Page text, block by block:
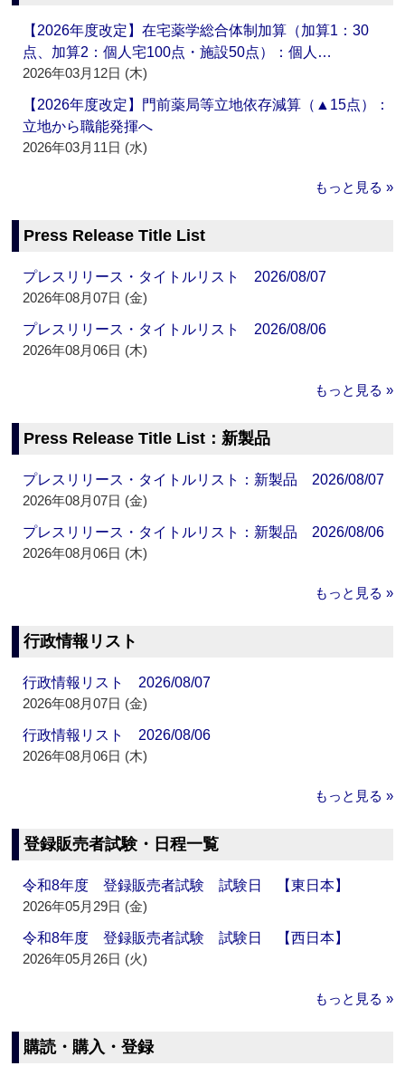
【2026年度改定】在宅薬学総合体制加算（加算1：30
点、加算2：個人宅100点・施設50点）：個人…
2026年03月12日 (木)
【2026年度改定】門前薬局等立地依存減算（▲15点）：
立地から職能発揮へ
2026年03月11日 (水)
もっと見る »
Press Release Title List
プレスリリース・タイトルリスト 2026/08/07
2026年08月07日 (金)
プレスリリース・タイトルリスト 2026/08/06
2026年08月06日 (木)
もっと見る »
Press Release Title List：新製品
プレスリリース・タイトルリスト：新製品 2026/08/07
2026年08月07日 (金)
プレスリリース・タイトルリスト：新製品 2026/08/06
2026年08月06日 (木)
もっと見る »
行政情報リスト
行政情報リスト 2026/08/07
2026年08月07日 (金)
行政情報リスト 2026/08/06
2026年08月06日 (木)
もっと見る »
登録販売者試験・日程一覧
令和8年度 登録販売者試験 試験日 【東日本】
2026年05月29日 (金)
令和8年度 登録販売者試験 試験日 【西日本】
2026年05月26日 (火)
もっと見る »
購読・購入・登録